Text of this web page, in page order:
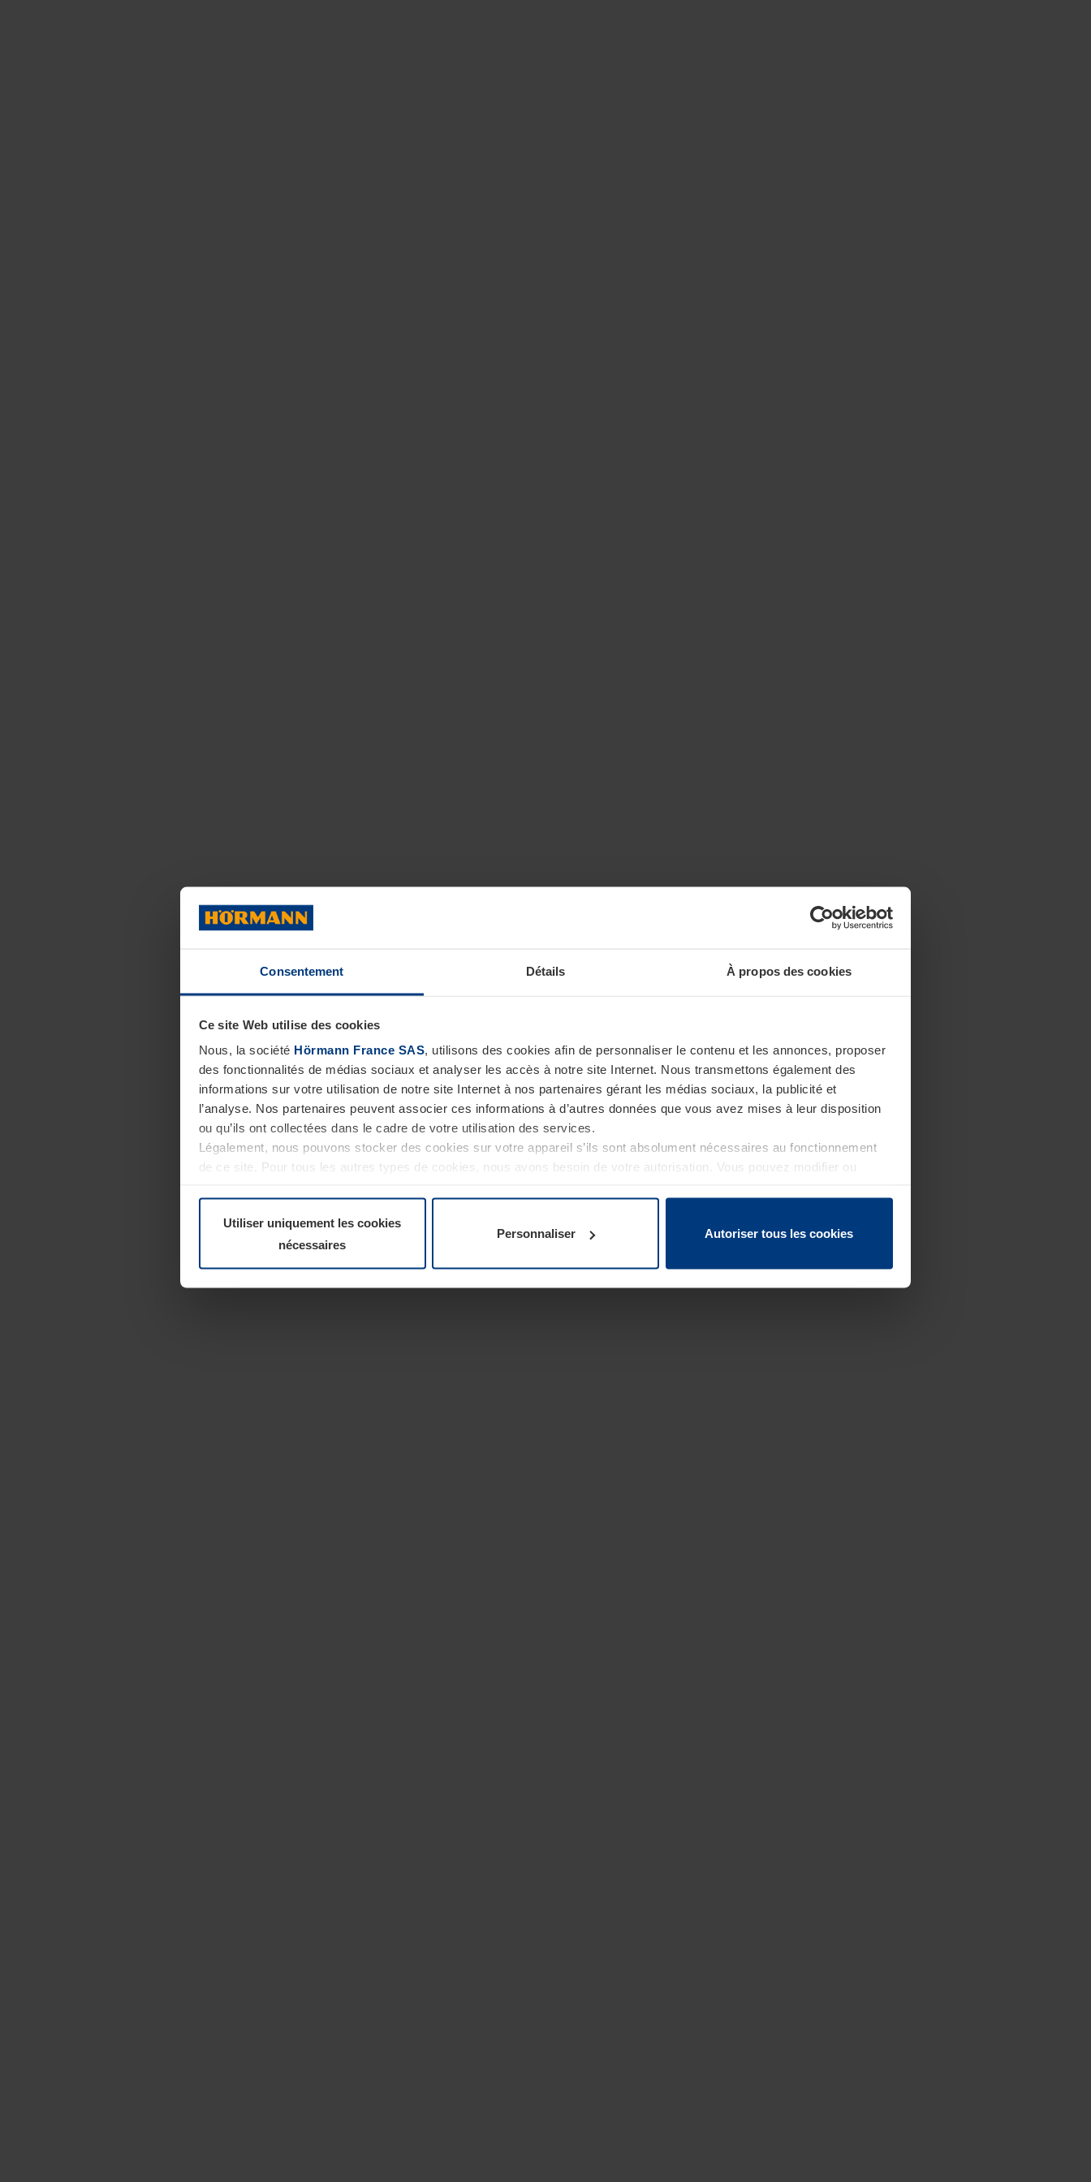
Consentement Détails À propos des cookies
Ce site Web utilise des cookies
Nous, la société Hörmann France SAS, utilisons des cookies afin de personnaliser le contenu et les annonces, proposer
des fonctionnalités de médias sociaux et analyser les accès à notre site Internet. Nous transmettons également des
informations sur votre utilisation de notre site Internet à nos partenaires gérant les médias sociaux, la publicité et
l’analyse. Nos partenaires peuvent associer ces informations à d’autres données que vous avez mises à leur disposition
ou qu’ils ont collectées dans le cadre de votre utilisation des services.
Légalement, nous pouvons stocker des cookies sur votre appareil s’ils sont absolument nécessaires au fonctionnement
de ce site. Pour tous les autres types de cookies, nous avons besoin de votre autorisation. Vous pouvez modifier ou
Utiliser uniquement les cookies
nécessaires
Personnaliser Autoriser tous les cookies